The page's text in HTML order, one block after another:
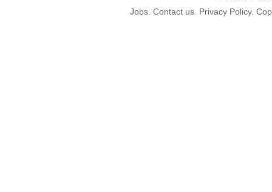
Jobs. Contact us. Privacy Policy.